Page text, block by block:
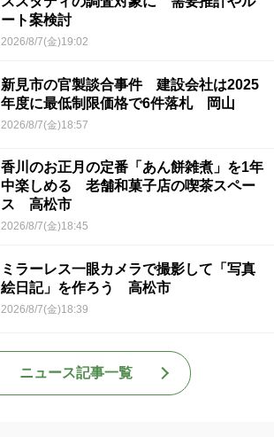
ート案検討
2026/8/7(金)19:02
新見市の官製談合事件 建設会社は2025
年度に最低制限価格で6件落札 岡山
2026/8/7(金)18:57
香川のお正月の定番「あん餅雑煮」を1年
中楽しめる 老舗和菓子店の喫茶スペー
ス 高松市
2026/8/7(金)18:45
ミラーレス一眼カメラで撮影して「写真
絵日記」を作ろう 高松市
2026/8/7(金)18:39
ニュース記事一覧